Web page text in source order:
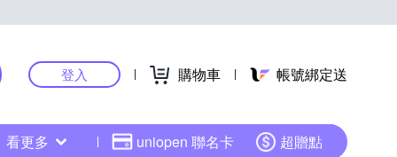
登入 購物車 帳號綁定送
看更多 uniopen 聯名卡 超贈點